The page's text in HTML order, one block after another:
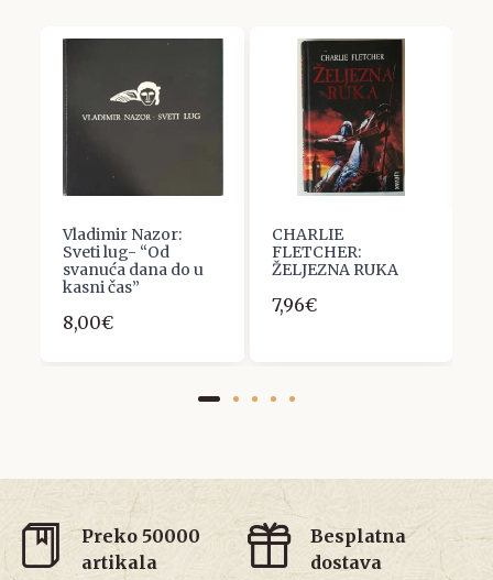
Vladimir Nazor:
Sveti lug- “Od
svanuća dana do u
kasni čas”
8,00€
CHARLIE
FLETCHER:
ŽELJEZNA RUKA
7,96€
Preko 50000
artikala
Besplatna
dostava